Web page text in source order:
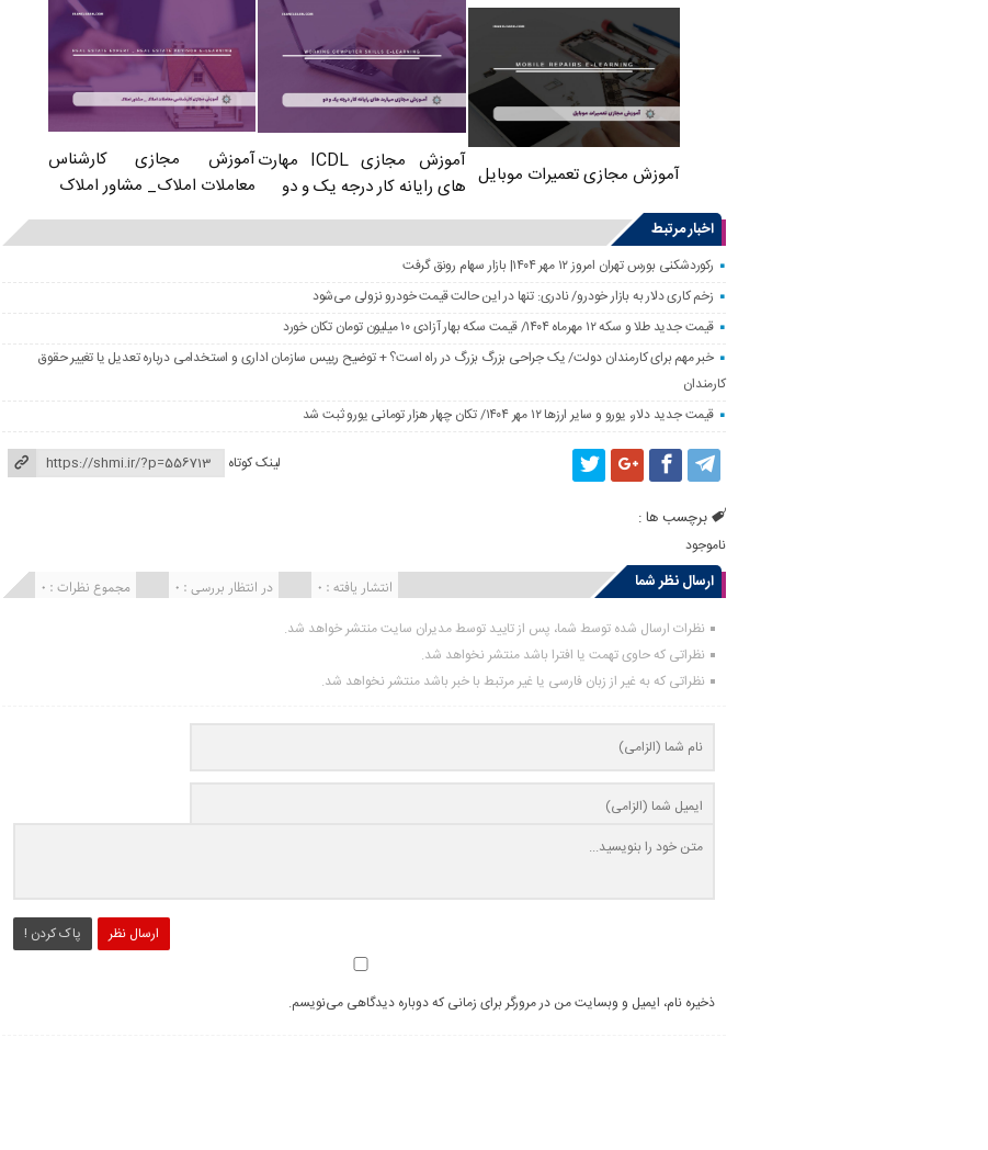
آموزش مجازی تعمیرات موبایل
آموزش مجازی ICDL مهارت
های رایانه کار درجه یک و دو
آموزش مجازی کارشناس
معاملات املاک_ مشاور املاک
اخبار مرتبط
رکوردشکنی بورس تهران امروز ۱۲ مهر ۱۴۰۴| بازار سهام رونق گرفت
زخم کاری دلار به بازار خودرو/ نادری: تنها در این حالت قیمت خودرو نزولی می‌شود
قیمت جدید طلا و سکه ۱۲ مهرماه ۱۴۰۴/ قیمت سکه بهار آزادی ۱۰ میلیون تومان تکان خورد
خبر مهم برای کارمندان دولت/ یک جراحی بزرگ بزرگ در راه است؟ + توضیح رییس سازمان اداری و استخدامی درباره تعدیل یا تغییر حقوق
کارمندان
قیمت جدید دلار، یورو و سایر ارزها ۱۲ مهر ۱۴۰۴/ تکان چهار هزار تومانی یورو ثبت شد
لینک کوتاه
برچسب ها :
ناموجود
ارسال نظر شما مجموع نظرات : 0 در انتظار بررسی : 0 انتشار یافته : 0
نظرات ارسال شده توسط شما، پس از تایید توسط مدیران سایت منتشر خواهد شد.
نظراتی که حاوی تهمت یا افترا باشد منتشر نخواهد شد.
نظراتی که به غیر از زبان فارسی یا غیر مرتبط با خبر باشد منتشر نخواهد شد.
ارسال نظر پاک کردن !
ذخیره نام، ایمیل و وبسایت من در مرورگر برای زمانی که دوباره دیدگاهی می‌نویسم.